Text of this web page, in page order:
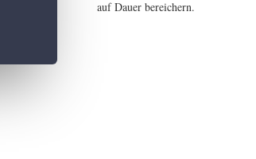
auf Dauer bereichern.